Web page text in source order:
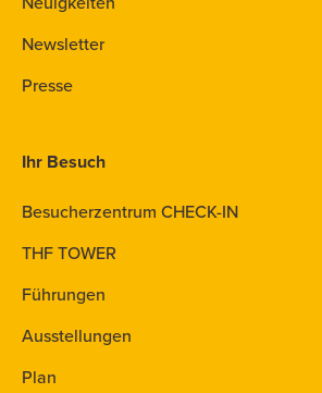
Newsletter
Presse
Ihr Besuch
Besucherzentrum CHECK-IN
THF TOWER
Führungen
Ausstellungen
Plan